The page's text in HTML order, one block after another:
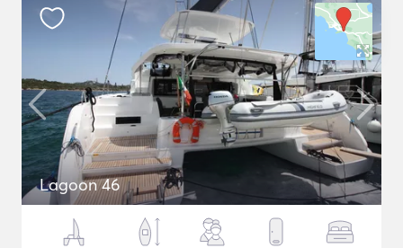
Lagoon 46